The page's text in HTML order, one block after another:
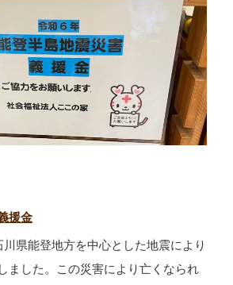
援金
県能登地方を中心とした地震により
ました。この災害により亡くなられ